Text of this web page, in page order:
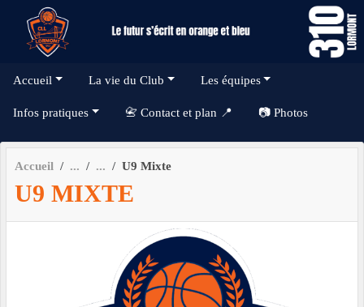
Accueil La vie du Club Les équipes
Infos pratiques 📇 Contact et plan 📍 📷 Photos
Accueil U9 Mixte
U9 MIXTE
Panneau de gestion des cookies